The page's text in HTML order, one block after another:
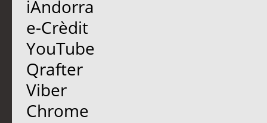
iAndorra
e-Crèdit
YouTube
Qrafter
Viber
Chrome